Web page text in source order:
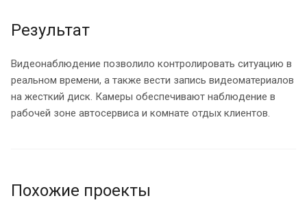
Результат
Видеонаблюдение позволило контролировать ситуацию в
реальном времени, а также вести запись видеоматериалов
на жесткий диск. Камеры обеспечивают наблюдение в
рабочей зоне автосервиса и комнате отдых клиентов.
Похожие проекты